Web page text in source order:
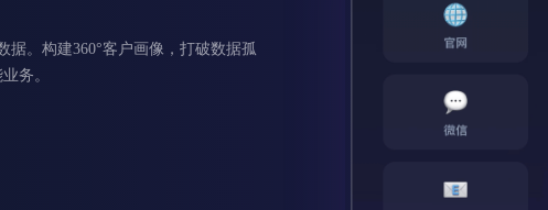
据。构建360°客户画像，打破数据孤
务。